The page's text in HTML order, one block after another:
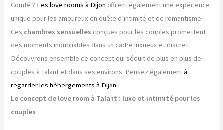
Comté ? Les love rooms à Dijon offrent également une expérience
unique pour les amoureux en quête d’intimité et de romantisme.
Ces chambres sensuelles conçues pour les couples promettent
des moments inoubliables dans un cadre luxueux et discret.
Découvrons ensemble ce concept qui séduit de plus en plus de
couples à Talant et dans ses environs. Pensez égalementà
regarder les hébergements à Dijon.
Le concept de love room à Talant : luxe et intimité pour les
couples